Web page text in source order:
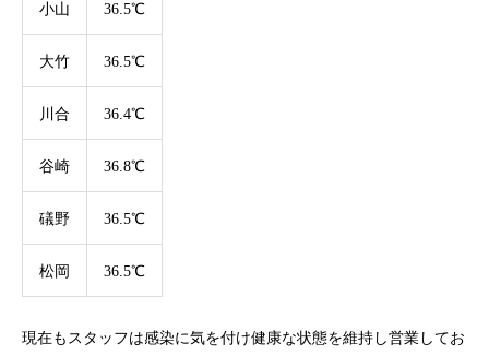
小山 36.5℃
大竹 36.5℃
川合 36.4℃
谷崎 36.8℃
礒野 36.5℃
松岡 36.5℃
現在もスタッフは感染に気を付け健康な状態を維持し営業してお